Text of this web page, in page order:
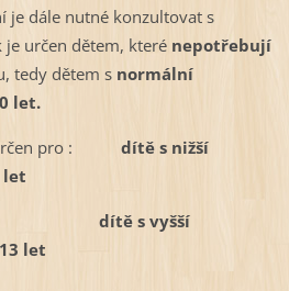
je dále nutné konzultovat s
určen dětem, které nepotřebují
tedy dětem s normální
let.
určen pro : dítě s nižší
let
dítě s vyšší
let